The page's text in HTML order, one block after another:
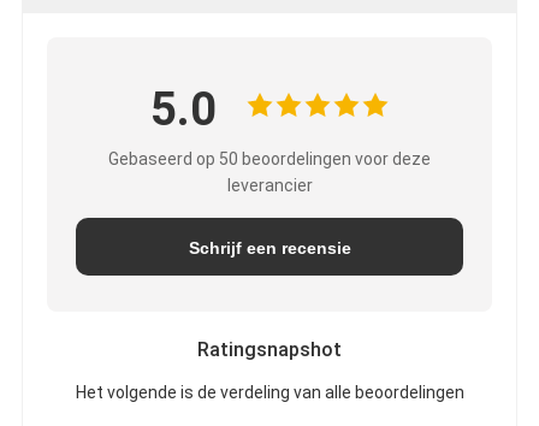
5.0
Gebaseerd op 50 beoordelingen voor deze
leverancier
Schrijf een recensie
Ratingsnapshot
Het volgende is de verdeling van alle beoordelingen